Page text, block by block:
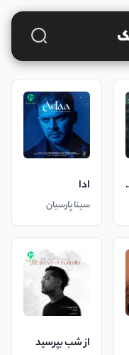
ادا
سینا پارسیان
از شب بپرسید